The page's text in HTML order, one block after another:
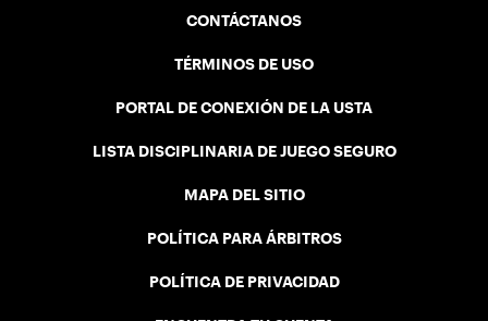
CONTÁCTANOS
TÉRMINOS DE USO
PORTAL DE CONEXIÓN DE LA USTA
LISTA DISCIPLINARIA DE JUEGO SEGURO
MAPA DEL SITIO
POLÍTICA PARA ÁRBITROS
POLÍTICA DE PRIVACIDAD